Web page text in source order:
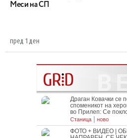
Меси на СП
пред 1 ден